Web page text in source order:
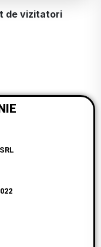
de vizitatori